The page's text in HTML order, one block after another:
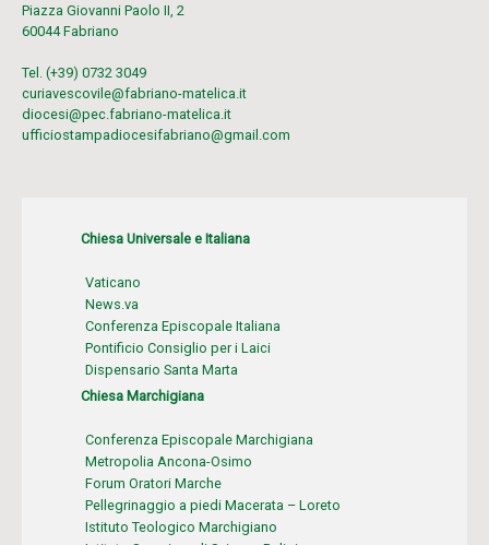
Piazza Giovanni Paolo II, 2
60044 Fabriano
Tel. (+39) 0732 3049
curiavescovile@fabriano-matelica.it
diocesi@pec.fabriano-matelica.it
ufficiostampadiocesifabriano@gmail.com
Chiesa Universale e Italiana
Vaticano
News.va
Conferenza Episcopale Italiana
Pontificio Consiglio per i Laici
Dispensario Santa Marta
Chiesa Marchigiana
Conferenza Episcopale Marchigiana
Metropolia Ancona-Osimo
Forum Oratori Marche
Pellegrinaggio a piedi Macerata – Loreto
Istituto Teologico Marchigiano